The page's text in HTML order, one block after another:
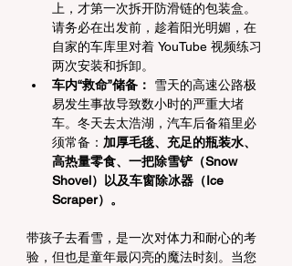
上，才第一次拆开防滑链的包装盒。
请务必在出发前，趁着阳光明媚，在
自家的车库里对着 YouTube 视频练习
两次安装和拆卸。
车内“救命”储备：
雪天的高速公路极
易发生事故导致数小时的严重大堵
车。冬天去太浩湖，汽车后备箱里必
须常备： 加厚毛毯、充足的瓶装水、
高热量零食、一把除雪铲（Snow
Shovel）以及车窗除冰器（Ice
Scraper）。
带孩子去看雪，是一次对体力和耐心的考
验，但也是童年最闪亮的魔法时刻。当您